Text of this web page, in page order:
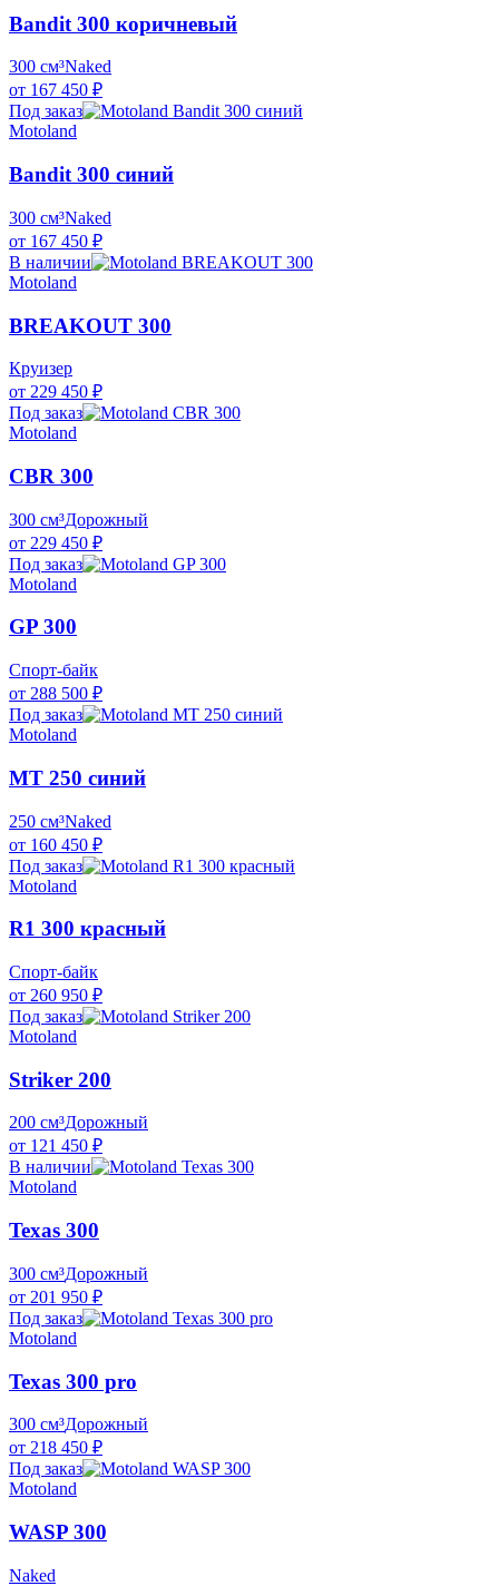
Bandit 300 коричневый
300 см³Naked
от 167 450 ₽
Под заказ
Motoland
Bandit 300 синий
300 см³Naked
от 167 450 ₽
В наличии
Motoland
BREAKOUT 300
Круизер
от 229 450 ₽
Под заказ
Motoland
CBR 300
300 см³Дорожный
от 229 450 ₽
Под заказ
Motoland
GP 300
Спорт-байк
от 288 500 ₽
Под заказ
Motoland
MT 250 синий
250 см³Naked
от 160 450 ₽
Под заказ
Motoland
R1 300 красный
Спорт-байк
от 260 950 ₽
Под заказ
Motoland
Striker 200
200 см³Дорожный
от 121 450 ₽
В наличии
Motoland
Texas 300
300 см³Дорожный
от 201 950 ₽
Под заказ
Motoland
Texas 300 pro
300 см³Дорожный
от 218 450 ₽
Под заказ
Motoland
WASP 300
Naked